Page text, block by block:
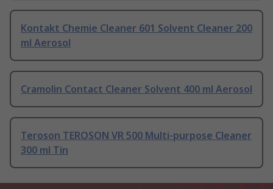
Kontakt Chemie Cleaner 601 Solvent Cleaner 200
ml Aerosol
Cramolin Contact Cleaner Solvent 400 ml Aerosol
Teroson TEROSON VR 500 Multi-purpose Cleaner
300 ml Tin